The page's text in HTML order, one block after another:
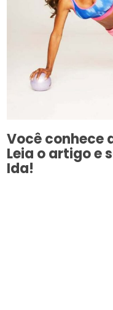
Você conhece
Leia o artigo e
Ida!